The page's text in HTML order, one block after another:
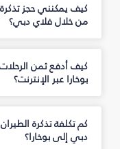
كيف يمكنني حجز
من خلال فلاي دبي؟
كيف أدفع ثمن
بوخارا عبر الإنترنت؟
كم تكلفة تذكرة
دبي إلى بوخارا؟